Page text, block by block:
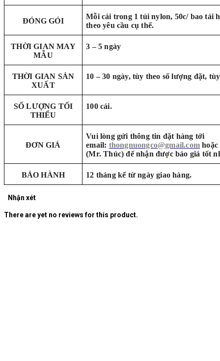
ĐÓNG GÓI
Mỗi cái trong 1 túi nylon, 50c/ bao tải
theo yêu cầu cụ thể.
THỜI GIAN MAY
MẪU
3 – 5 ngày
THỜI GIAN SẢN
XUẤT
10 – 30 ngày, tùy theo số lượng đặt,
SỐ LƯỢNG TỐI
THIỂU
100 cái.
ĐƠN GIÁ
Vui lòng gửi thông tin đặt hàng tới
email: thongnuongco@gmail.com hoặc
(Mr. Thúc) để nhận được báo giá tốt
BẢO HÀNH 12 tháng kể từ ngày giao hàng.
Nhận xét
There are yet no reviews for this product.